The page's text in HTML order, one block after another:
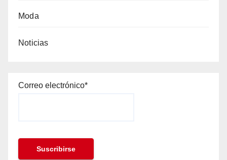
Moda
Noticias
Correo electrónico*